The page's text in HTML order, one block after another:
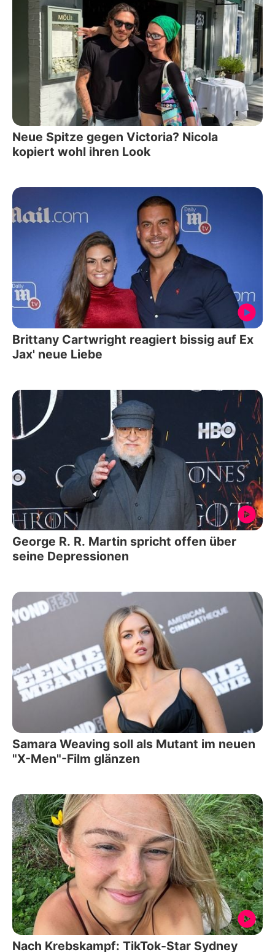
Neue Spitze gegen Victoria? Nicola
kopiert wohl ihren Look
Brittany Cartwright reagiert bissig auf Ex
Jax' neue Liebe
George R. R. Martin spricht offen über
seine Depressionen
Samara Weaving soll als Mutant im neuen
"X-Men"-Film glänzen
Nach Krebskampf: TikTok-Star Sydney